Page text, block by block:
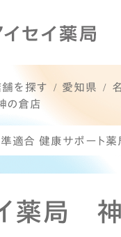
舗を探す 愛知県
の倉店
適合 健康サポート薬
薬局